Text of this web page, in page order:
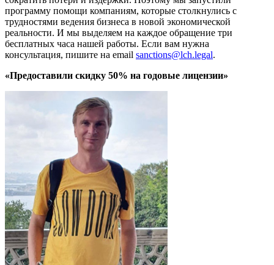
программу помощи компаниям, которые столкнулись с
трудностями ведения бизнеса в новой экономической
реальности. И мы выделяем на каждое обращение три
бесплатных часа нашей работы. Если вам нужна
консультация, пишите на email sanctions@lch.legal.
«Предоставили скидку 50% на годовые лицензии»